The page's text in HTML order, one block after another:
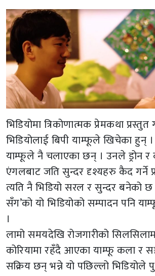
भिडियोमा त्रिकोणात्मक प्रेमकथा
भिडियोलाई बिपी याम्फूले खिचेका हुन्
याम्फूले नै चलाएका छन् । उनले ड्रोन र
एंगलबाट जति सुन्दर दृश्यहरु कैद गर्ने
त्यति नै भिडियो सरल र सुन्दर बनेको छ
सँग’को यो भिडियोको सम्पादन पनि
।
लामो समयदेखि रोजगारीको
कोरियामा रहँदै आएका याम्फू कला र
सक्रिय छन् भन्ने यो पछिल्लो भिडियोले